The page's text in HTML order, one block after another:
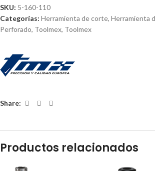
SKU: 5-160-110
Categorías: Herramienta de corte, Herramienta
Perforado, Toolmex, Toolmex
Share:
Productos relacionados